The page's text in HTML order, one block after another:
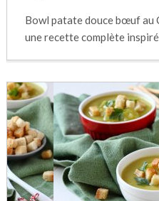
Bowl patate douce bœuf au
une recette complète